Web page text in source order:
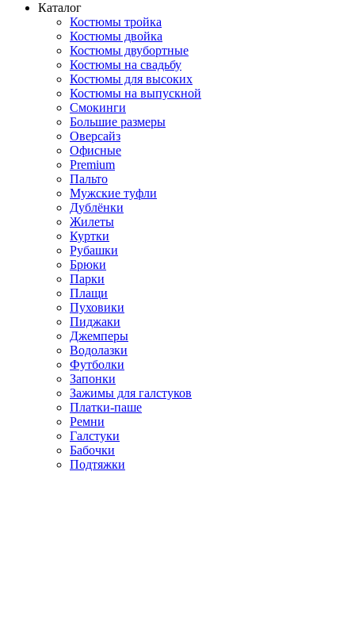
Каталог
Костюмы тройка
Костюмы двойка
Костюмы двубортные
Костюмы на свадьбу
Костюмы для высоких
Костюмы на выпускной
Смокинги
Большие размеры
Оверсайз
Офисные
Premium
Пальто
Мужские туфли
Дублёнки
Жилеты
Куртки
Рубашки
Брюки
Парки
Плащи
Пуховики
Пиджаки
Джемперы
Водолазки
Футболки
Запонки
Зажимы для галстуков
Платки-паше
Ремни
Галстуки
Бабочки
Подтяжки